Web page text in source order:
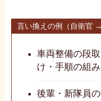
言い換えの例（自衛官 →
車両整備の段
け・手順の組
後輩・新隊員